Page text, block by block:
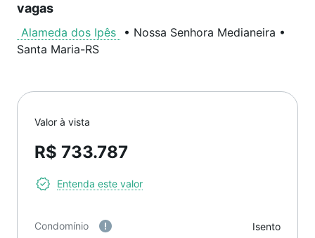
vagas
Alameda dos Ipês • Nossa Senhora Medianeira •
Santa Maria-RS
Valor à vista
R$ 733.787
Entenda este valor
Condomínio Isento